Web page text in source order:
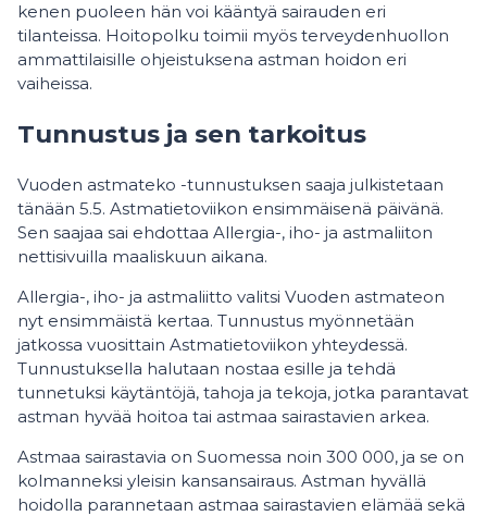
kenen puoleen hän voi kääntyä sairauden eri
tilanteissa. Hoitopolku toimii myös terveydenhuollon
ammattilaisille ohjeistuksena astman hoidon eri
vaiheissa.
Tunnustus ja sen tarkoitus
Vuoden astmateko -tunnustuksen saaja julkistetaan
tänään 5.5. Astmatietoviikon ensimmäisenä päivänä.
Sen saajaa sai ehdottaa Allergia-, iho- ja astmaliiton
nettisivuilla maaliskuun aikana.
Allergia-, iho- ja astmaliitto valitsi Vuoden astmateon
nyt ensimmäistä kertaa. Tunnustus myönnetään
jatkossa vuosittain Astmatietoviikon yhteydessä.
Tunnustuksella halutaan nostaa esille ja tehdä
tunnetuksi käytäntöjä, tahoja ja tekoja, jotka parantavat
astman hyvää hoitoa tai astmaa sairastavien arkea.
Astmaa sairastavia on Suomessa noin 300 000, ja se on
kolmanneksi yleisin kansansairaus. Astman hyvällä
hoidolla parannetaan astmaa sairastavien elämää sekä